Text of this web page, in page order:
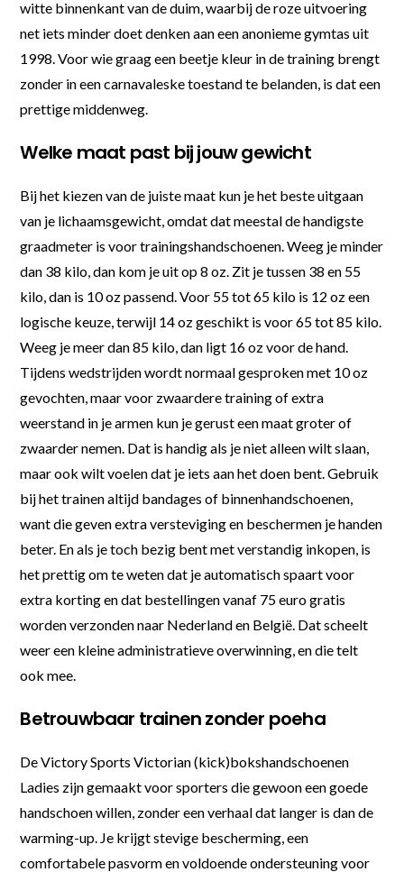
witte binnenkant van de duim, waarbij de roze uitvoering
net iets minder doet denken aan een anonieme gymtas uit
1998. Voor wie graag een beetje kleur in de training brengt
zonder in een carnavaleske toestand te belanden, is dat een
prettige middenweg.
Welke maat past bij jouw gewicht
Bij het kiezen van de juiste maat kun je het beste uitgaan
van je lichaamsgewicht, omdat dat meestal de handigste
graadmeter is voor trainingshandschoenen. Weeg je minder
dan 38 kilo, dan kom je uit op 8 oz. Zit je tussen 38 en 55
kilo, dan is 10 oz passend. Voor 55 tot 65 kilo is 12 oz een
logische keuze, terwijl 14 oz geschikt is voor 65 tot 85 kilo.
Weeg je meer dan 85 kilo, dan ligt 16 oz voor de hand.
Tijdens wedstrijden wordt normaal gesproken met 10 oz
gevochten, maar voor zwaardere training of extra
weerstand in je armen kun je gerust een maat groter of
zwaarder nemen. Dat is handig als je niet alleen wilt slaan,
maar ook wilt voelen dat je iets aan het doen bent. Gebruik
bij het trainen altijd bandages of binnenhandschoenen,
want die geven extra versteviging en beschermen je handen
beter. En als je toch bezig bent met verstandig inkopen, is
het prettig om te weten dat je automatisch spaart voor
extra korting en dat bestellingen vanaf 75 euro gratis
worden verzonden naar Nederland en België. Dat scheelt
weer een kleine administratieve overwinning, en die telt
ook mee.
Betrouwbaar trainen zonder poeha
De Victory Sports Victorian (kick)bokshandschoenen
Ladies zijn gemaakt voor sporters die gewoon een goede
handschoen willen, zonder een verhaal dat langer is dan de
warming-up. Je krijgt stevige bescherming, een
comfortabele pasvorm en voldoende ondersteuning voor